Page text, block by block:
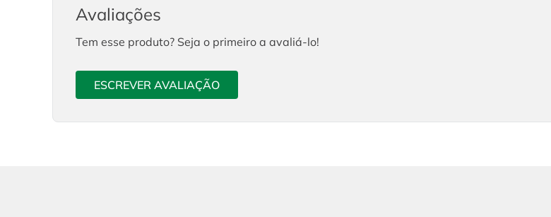
Avaliações
Tem esse produto? Seja o primeiro a avaliá-lo!
ESCREVER AVALIAÇÃO